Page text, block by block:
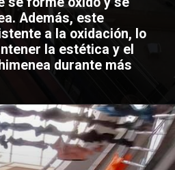
Además, este
a la oxidación, lo
la estética y el
durante más